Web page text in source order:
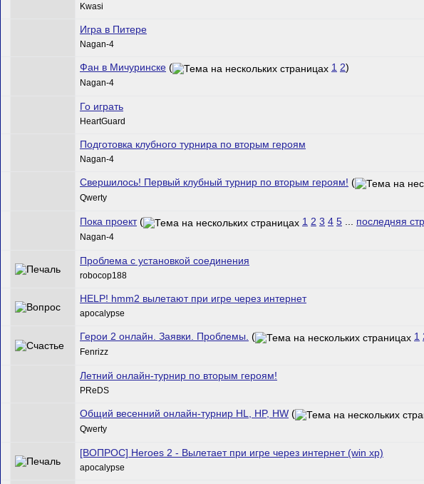
Kwasi
Игра в Питере
Nagan-4
Фан в Мичуринске ( 1 2)
Nagan-4
Го играть
HeartGuard
Подготовка клубного турнира по вторым героям
Nagan-4
Свершилось! Первый клубный турнир по вторым героям! (
Qwerty
Пока проект ( 1 2 3 4 5 ... последняя
Nagan-4
Проблема с установкой соединения
robocop188
HELP! hmm2 вылетают при игре через интернет
apocalypse
Герои 2 онлайн. Заявки. Проблемы. ( 1
Fenrizz
Летний онлайн-турнир по вторым героям!
PReDS
Общий весенний онлайн-турнир HL, HP, HW (
Qwerty
[ВОПРОС] Heroes 2 - Вылетает при игре через интернет (win xp)
apocalypse